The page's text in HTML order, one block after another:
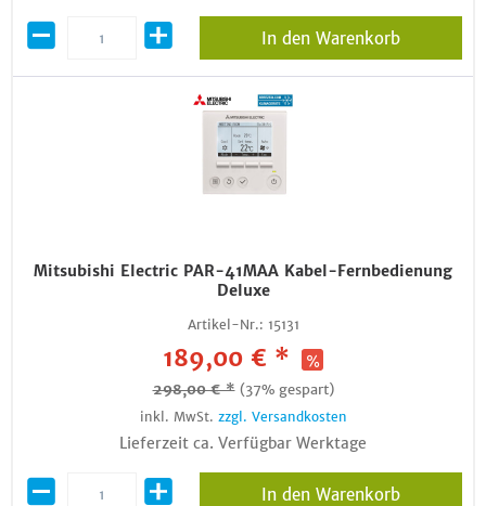
In den Warenkorb
Mitsubishi Electric PAR-41MAA Kabel-Fernbedienung
Deluxe
Artikel-Nr.: 15131
189,00 € *
298,00 € * (37% gespart)
inkl. MwSt. zzgl. Versandkosten
Lieferzeit ca. Verfügbar Werktage
In den Warenkorb